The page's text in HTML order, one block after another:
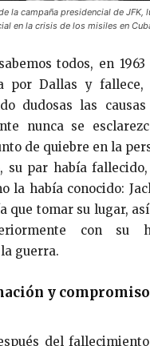
la campaña presidencial de JFK,
en la crisis de los misiles en
todos, en
por Dallas y
dudosas las
nunca se
de quiebre en la
su par había
la había conocido:
que tomar su lugar,
con su
guerra.
y
del